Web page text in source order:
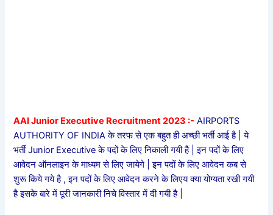
AAI Junior Executive Recruitment 2023 :- AIRPORTS
AUTHORITY OF INDIA के तरफ से एक बहुत ही अच्छी भर्ती आई है | ये
भर्ती Junior Executive के पदों के लिए निकाली गयी है | इन पदों के लिए
आवेदन ऑनलाइन के माध्यम से लिए जायेगे | इन पदों के लिए आवेदन कब से
शुरू किये गये है , इन पदों के लिए आवेदन करने के लिएय क्या योग्यता रखी गयी
है इसके बारे में पूरी जानकारी निचे विस्तार में दी गयी है |